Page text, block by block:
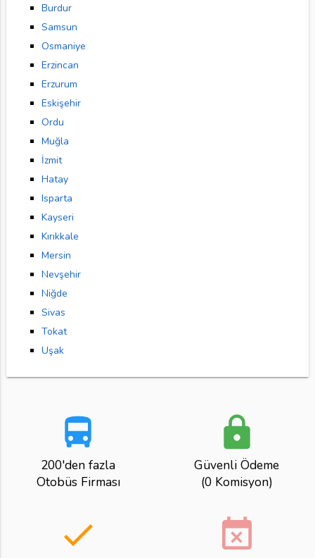
Burdur
Samsun
Osmaniye
Erzincan
Erzurum
Eskişehir
Ordu
Muğla
İzmit
Hatay
Isparta
Kayseri
Kırıkkale
Mersin
Nevşehir
Niğde
Sivas
Tokat
Uşak
directions_bus
200'den fazla
Otobüs Firması
lock
Güvenli Ödeme
(0 Komisyon)
done event_busy